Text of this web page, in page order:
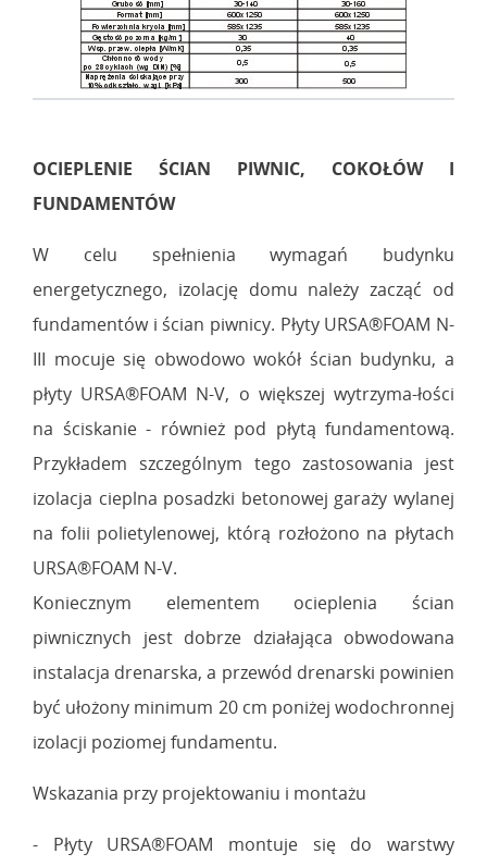
OCIEPLENIE ŚCIAN PIWNIC, COKOŁÓW I
FUNDAMENTÓW
W celu spełnienia wymagań budynku
energetycznego, izolację domu należy zacząć od
fundamentów i ścian piwnicy. Płyty URSA®FOAM N-
III mocuje się obwodowo wokół ścian budynku, a
płyty URSA®FOAM N-V, o większej wytrzyma-łości
na ściskanie - również pod płytą fundamentową.
Przykładem szczególnym tego zastosowania jest
izolacja cieplna posadzki betonowej garaży wylanej
na folii polietylenowej, którą rozłożono na płytach
URSA®FOAM N-V.
Koniecznym elementem ocieplenia ścian
piwnicznych jest dobrze działająca obwodowana
instalacja drenarska, a przewód drenarski powinien
być ułożony minimum 20 cm poniżej wodochronnej
izolacji poziomej fundamentu.
Wskazania przy projektowaniu i montażu
- Płyty URSA®FOAM montuje się do warstwy